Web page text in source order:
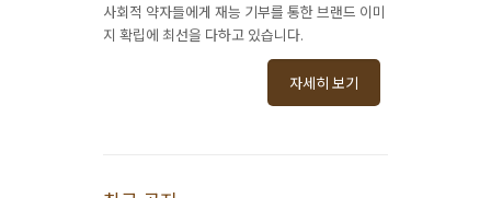
사회적 약자들에게 재능 기부를 통한 브랜드 이미
지 확립에 최선을 다하고 있습니다.
자세히 보기